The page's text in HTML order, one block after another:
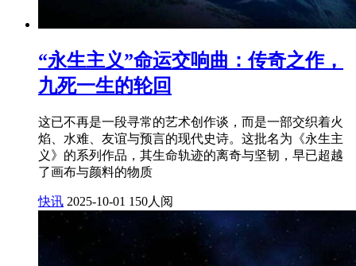
“永生主义”命运交响曲：传奇之作，
九死一生的轮回
这已不再是一段寻常的艺术创作谈，而是一部交织着火
焰、水难、友谊与预言的现代史诗。这批名为《永生主
义》的系列作品，其生命轨迹的离奇与坚韧，早已超越
了画布与颜料的物质
快讯 2025-10-01 150人阅